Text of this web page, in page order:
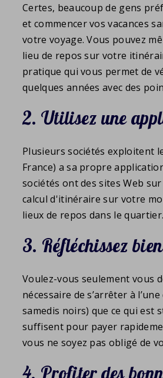
Certes, beaucoup de gens
et commencer vos vacances
votre voyage. Vous pouvez
lieu de repos sur votre
pratique qui vous permet de
quelques années avec des
2. Utilisez une
Plusieurs sociétés exploitent
France) a sa propre
sociétés ont des sites Web
calcul d'itinéraire sur votre
lieux de repos dans le quartier.
3. Réfléchissez
Voulez-vous seulement vous
nécessaire de s’arrêter à
samedis noirs) que ce qui est
suffisent pour payer
vous ne soyez pas obligé de
4. Profiter des